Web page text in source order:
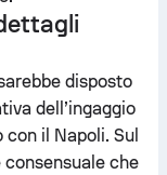
disposto
dell’ingaggio
il Napoli. Sul
che